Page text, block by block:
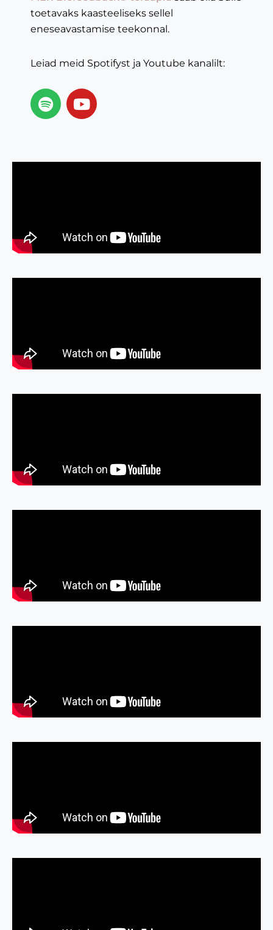
toetavaks kaasteeliseks sellel
eneseavastamise teekonnal.
Leiad meid Spotifyst ja Youtube kanalilt: